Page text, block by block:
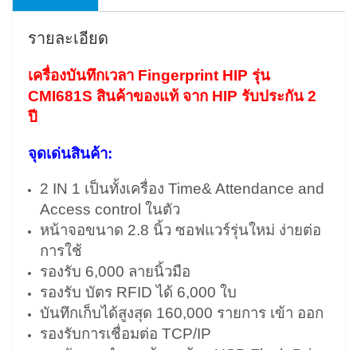
รายละเอียด
เครื่องบันทึกเวลา Fingerprint HIP รุ่น
CMI681S สินค้าของแท้ จาก HIP รับประกัน 2
ปี
จุดเด่นสินค้า:
2 IN 1 เป็นทั้งเครื่อง Time& Attendance and
Access control ในตัว
หน้าจอขนาด 2.8 นิ้ว ซอฟแวร์รุ่นใหม่ ง่ายต่อ
การใช้
รองรับ 6,000 ลายนิ้วมือ
รองรับ บัตร RFID ได้ 6,000 ใบ
บันทึกเก็บได้สูงสุด 160,000 รายการ เข้า ออก
รองรับการเชื่อมต่อ TCP/IP